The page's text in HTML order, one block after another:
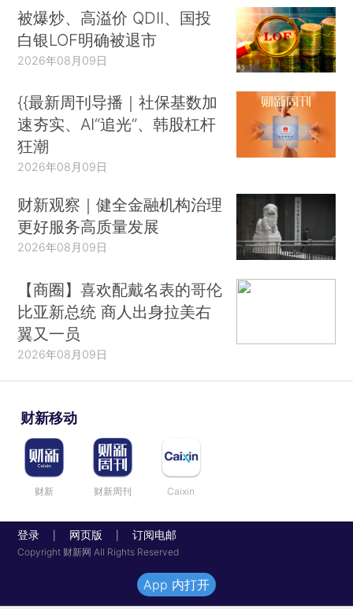
被爆炒、高溢价 QDII、国投
白银LOF明确被退市
2026年08月09日
{{最新周刊导播｜社保基数加
速夯实、AI“追光”、韩股杠杆
狂潮
2026年08月09日
财新观察｜健全金融机构治理
更好服务高质量发展
2026年08月09日
【商圈】喜欢配戴名表的哥伦
比亚新总统 商人出身拉美右
翼又一员
2026年08月09日
财新移动
财新 财新周刊 Caixin
登录 网页版 订阅电邮
Copyright 财新网 All Rights Reserved
App 内打开